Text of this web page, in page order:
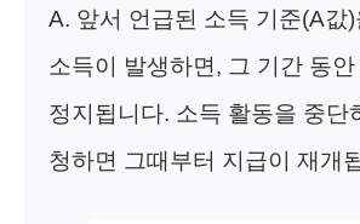
A. 앞서 언급된 소득 기준(A값
소득이 발생하면, 그 기간 동안
정지됩니다. 소득 활동을 중단
청하면 그때부터 지급이 재개